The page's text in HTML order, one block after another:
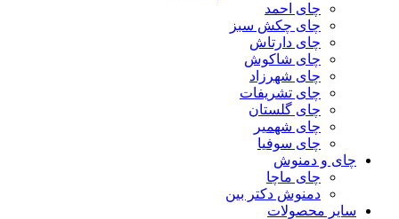
چای احمد
چای چکش سبز
چای دارتاش
چای شاکوش
چای شهرزاد
چای تشریفات
چای گلستان
چای شهمیر
چای سوفیا
چای و دمنوش
چای ماچا
دمنوش دکتر بین
سایر محصولات